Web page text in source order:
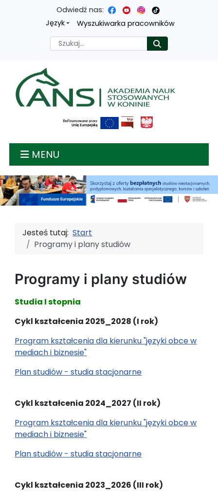
Przejdź
treści
głównej
Przejdź
menu
nawigacyjnego
Przejdź
wyszukiwarki
Przejdź
mapy
strony
Odwiedź nas:
Język
Wyszukiwarka pracowników
Szukaj
Akademia nauk
MENU
Jesteś tutaj:Start
Programy i plany studiów
Programy i plany studiów
Studia I stopnia
Cykl kształcenia 2025_2028 (I rok)
Program kształcenia dla kierunku "języki obce w
mediach i biznesie"
Plan studiów - studia stacjonarne
Cykl kształcenia 2024_2027 (II rok)
Program kształcenia dla kierunku "języki obce w
mediach i biznesie"
Plan studiów - studia stacjonarne
Cykl kształcenia 2023_2026 (III rok)